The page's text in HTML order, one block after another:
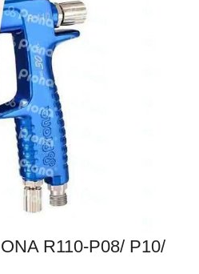
R110-P08/ P10/